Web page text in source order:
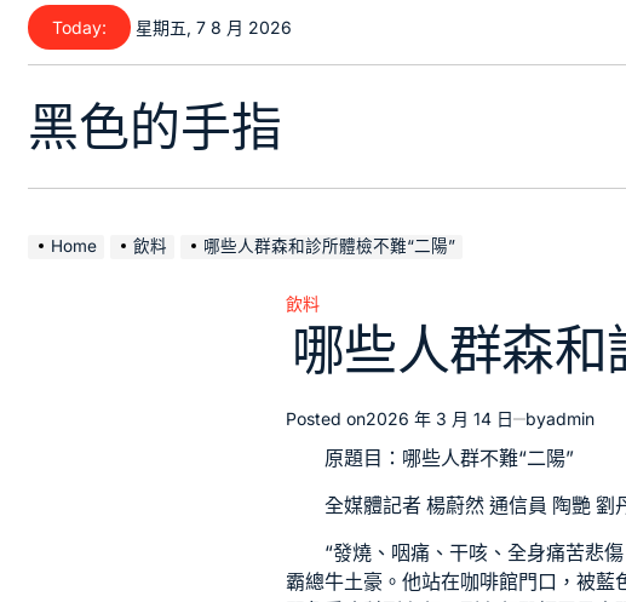
Skip
content
Today: 星期五, 7 8 月 2026
黑色的手指
Home 飲料 哪些人群森和診所體檢不難“二陽”
Posted
飲料
哪些人群森和
Posted on2026 年 3 月 14 日 byadmin
原題目：哪些人群不難“二陽”
全媒體記者 楊蔚然 通信員 陶艷 劉
“發燒、咽痛、干咳、全身痛苦悲
霸總牛土豪。他站在咖啡館門口，被